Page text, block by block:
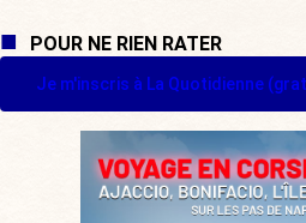
POUR NE RIEN RATER
Je m'inscris à La Quotidienne